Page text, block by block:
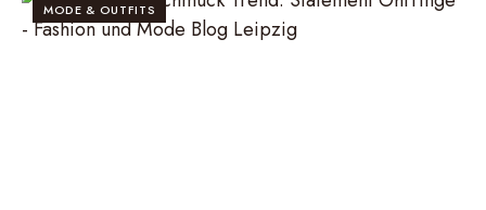
MODE & OUTFITS